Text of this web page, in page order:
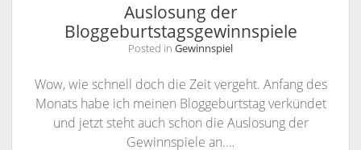
Auslosung der
Bloggeburtstagsgewinnspiele
Posted in Gewinnspiel
Wow, wie schnell doch die Zeit vergeht. Anfang des
Monats habe ich meinen Bloggeburtstag verkündet
und jetzt steht auch schon die Auslosung der
Gewinnspiele an.…